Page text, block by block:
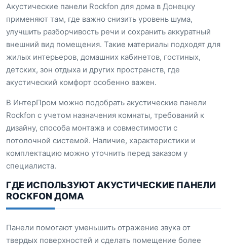
Акустические панели Rockfon для дома в Донецку
применяют там, где важно снизить уровень шума,
улучшить разборчивость речи и сохранить аккуратный
внешний вид помещения. Такие материалы подходят для
жилых интерьеров, домашних кабинетов, гостиных,
детских, зон отдыха и других пространств, где
акустический комфорт особенно важен.
В ИнтерПром можно подобрать акустические панели
Rockfon с учетом назначения комнаты, требований к
дизайну, способа монтажа и совместимости с
потолочной системой. Наличие, характеристики и
комплектацию можно уточнить перед заказом у
специалиста.
ГДЕ ИСПОЛЬЗУЮТ АКУСТИЧЕСКИЕ ПАНЕЛИ
ROCKFON ДОМА
Панели помогают уменьшить отражение звука от
твердых поверхностей и сделать помещение более